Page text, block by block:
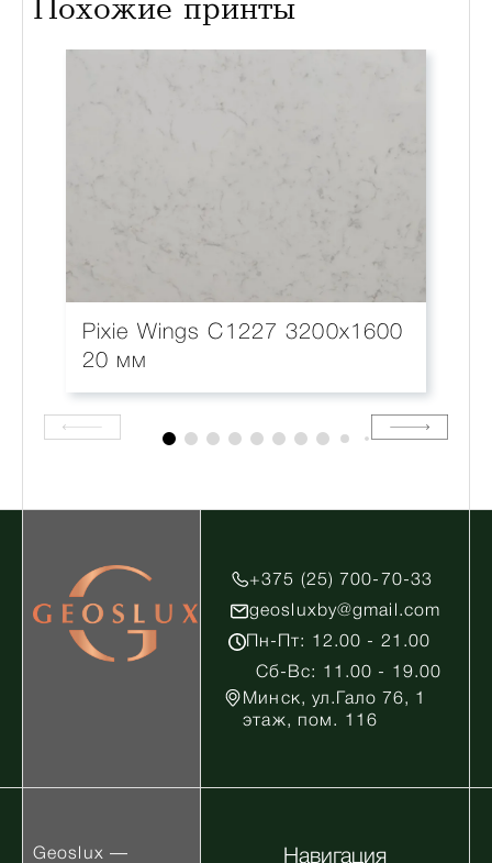
Похожие принты
Pixie Wings С1227 3200x1600
20 мм
+375 (25) 700-70-33
geosluxby@gmail.com
Пн-Пт: 12.00 - 21.00
Сб-Вс: 11.00 - 19.00
Минск, ул.Гало 76, 1
этаж, пом. 116
Geoslux — Навигация